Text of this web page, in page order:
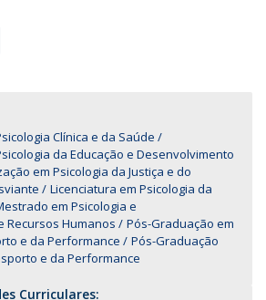
Clínica e da Saúde
da Educação e Desenvolvimento
em Psicologia da Justiça e do
Licenciatura em Psicologia da
em Psicologia e
Recursos Humanos
Pós-Graduação em
e da Performance
Pós-Graduação
e da Performance
Curriculares: